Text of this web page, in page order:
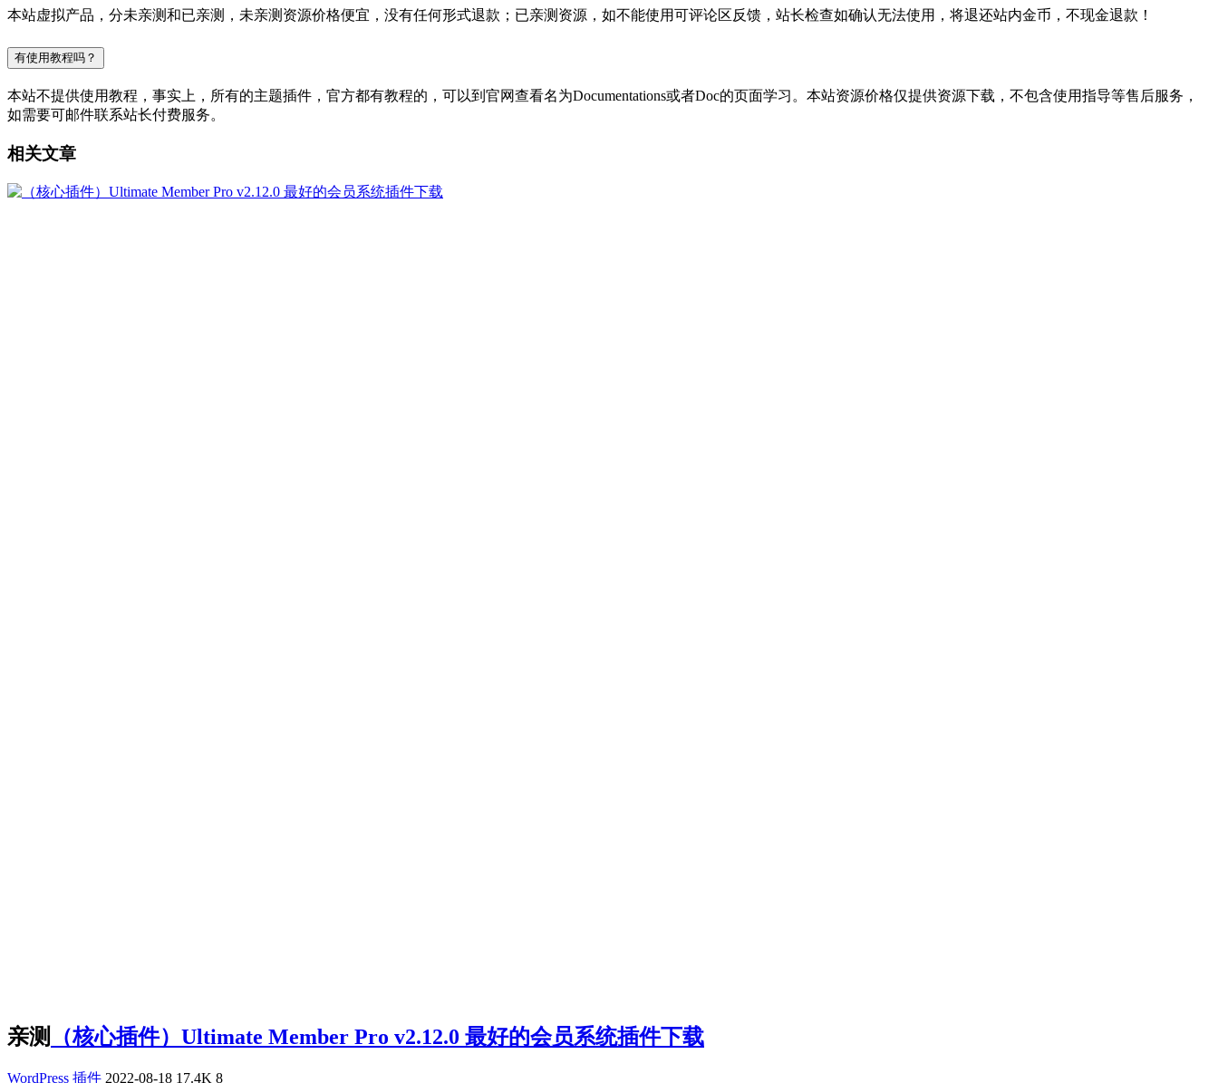
本站虚拟产品，分未亲测和已亲测，未亲测资源价格便宜，没有任何形式退款；已亲测资源，如不能使用可评论区反馈，站长检查如确认无法使用，将退还站内金币，不现金退款！
有使用教程吗？
本站不提供使用教程，事实上，所有的主题插件，官方都有教程的，可以到官网查看名为Documentations或者Doc的页面学习。本站资源价格仅提供资源下载，不包含使用指导等售后服务，
如需要可邮件联系站长付费服务。
相关文章
亲测 （核心插件）Ultimate Member Pro v2.12.0 最好的会员系统插件下载
WordPress 插件 2022-08-18 17.4K 8